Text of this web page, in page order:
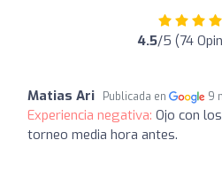
4.5/5 (74
Matias Ari Publicada en 9
Experiencia negativa: Ojo con
torneo media hora antes.